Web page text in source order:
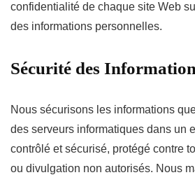
confidentialité de chaque site Web
des informations personnelles.
Sécurité des
Nous sécurisons les informations
des serveurs informatiques dans un
contrôlé et sécurisé, protégé contre
ou divulgation non autorisés. Nous